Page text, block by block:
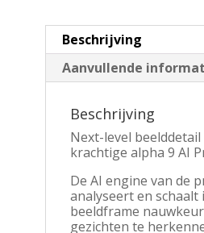
HD
144Hz
webOS
aantal
Beschrijving
Aanvullende
Beschrijving
Next-level beelddetail
krachtige alpha 9 AI
De AI engine van de
analyseert en schaalt
beeldframe
gezichten te